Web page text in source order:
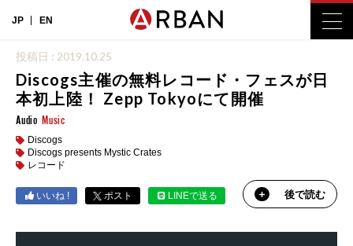
JP EN
投稿日 : 2019.10.25
Discogs主催の無料レコード・フェスが日
本初上陸！ Zepp Tokyoにて開催
Audio Music
Discogs
Discogs presents Mystic Crates
レコード
いいね ! ポスト LINEで送る 後で読む